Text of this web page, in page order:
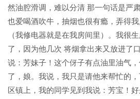
然油腔滑调，难以分清 那一句话是严
也爱喝酒吹牛，抽烟也很有瘾，弄得
（我修电器就是在我房间里）。我很
了，因为他几次 将烟拿出来又放进了
说：芳妹子！这个伢子有点油里油气
了，娘。我说，我只是请他来帮忙的
区镇上，我的同学见到我说：芳宝！